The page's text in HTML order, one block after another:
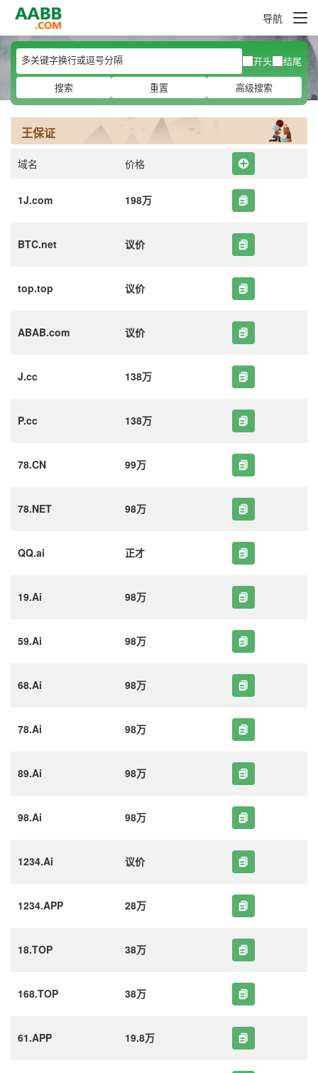
导航
开头
结尾
搜索
重置 高级搜索
王保证
域名 价格
1J.com 198万
BTC.net 议价
top.top 议价
ABAB.com 议价
J.cc 138万
P.cc 138万
78.CN 99万
78.NET 98万
QQ.ai 正才
19.Ai 98万
59.Ai 98万
68.Ai 98万
78.Ai 98万
89.Ai 98万
98.Ai 98万
1234.Ai 议价
1234.APP 28万
18.TOP 38万
168.TOP 38万
61.APP 19.8万